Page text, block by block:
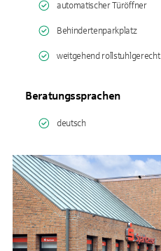
automatischer Türöffner
Behindertenparkplatz
weitgehend rollstuhlgerecht
Beratungssprachen
deutsch